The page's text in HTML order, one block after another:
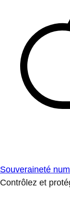
Souveraineté
Contrôlez et